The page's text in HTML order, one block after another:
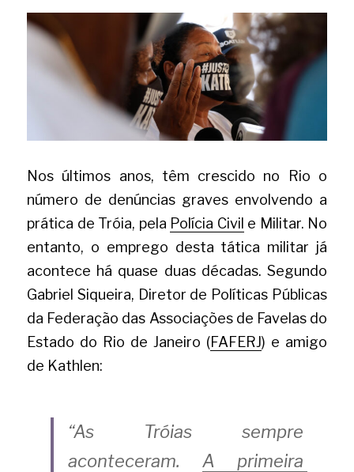
Nos últimos anos, têm crescido no Rio o
número de denúncias graves envolvendo a
prática de Tróia, pela Polícia Civil e Militar. No
entanto, o emprego desta tática militar já
acontece há quase duas décadas. Segundo
Gabriel Siqueira, Diretor de Políticas Públicas
da Federação das Associações de Favelas do
Estado do Rio de Janeiro (FAFERJ) e amigo
de Kathlen:
“As Tróias sempre
aconteceram.
A primeira